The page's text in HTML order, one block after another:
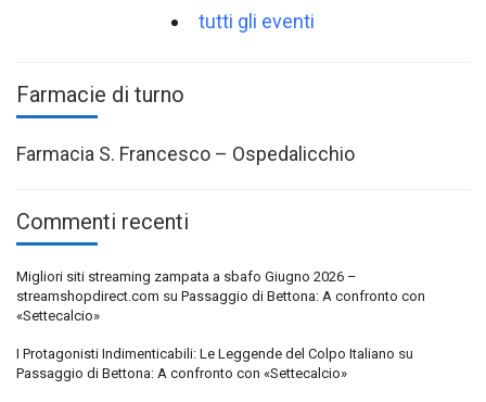
tutti gli eventi
Farmacie di turno
Farmacia S. Francesco – Ospedalicchio
Commenti recenti
Migliori siti streaming zampata a sbafo Giugno 2026 –
streamshopdirect.com su Passaggio di Bettona: A confronto con
«Settecalcio»
I Protagonisti Indimenticabili: Le Leggende del Colpo Italiano su
Passaggio di Bettona: A confronto con «Settecalcio»